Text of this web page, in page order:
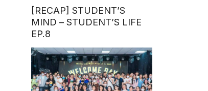
[RECAP] STUDENT’S
MIND – STUDENT’S LIFE
EP.8